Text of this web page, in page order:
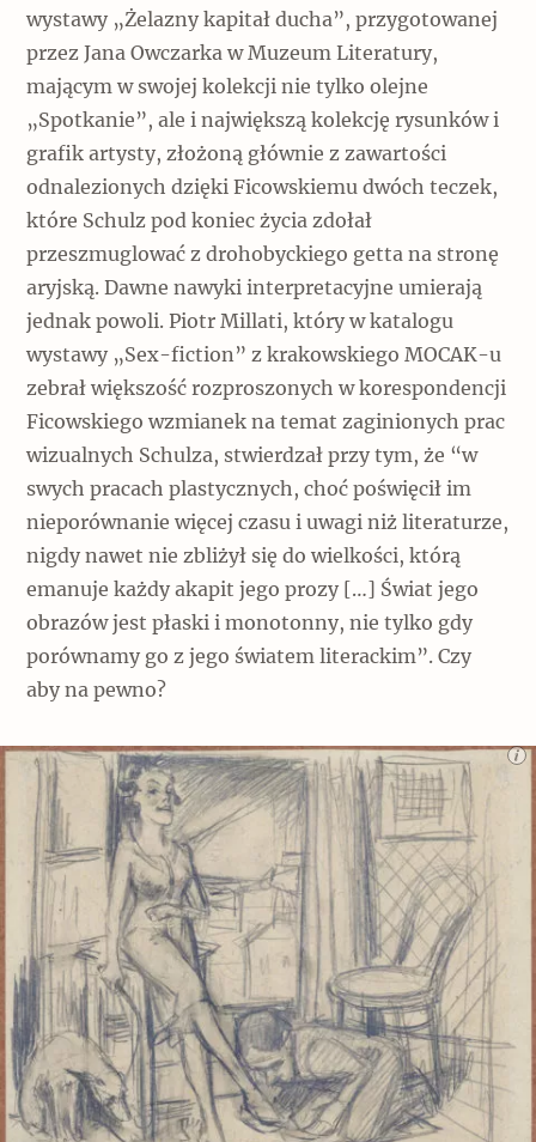
wystawy „Żelazny kapitał ducha”, przygotowanej
przez Jana Owczarka w Muzeum Literatury,
mającym w swojej kolekcji nie tylko olejne
„Spotkanie”, ale i największą kolekcję rysunków i
grafik artysty, złożoną głównie z zawartości
odnalezionych dzięki Ficowskiemu dwóch teczek,
które Schulz pod koniec życia zdołał
przeszmuglować z drohobyckiego getta na stronę
aryjską. Dawne nawyki interpretacyjne umierają
jednak powoli. Piotr Millati, który w katalogu
wystawy „Sex-fiction” z krakowskiego MOCAK-u
zebrał większość rozproszonych w korespondencji
Ficowskiego wzmianek na temat zaginionych prac
wizualnych Schulza, stwierdzał przy tym, że “w
swych pracach plastycznych, choć poświęcił im
nieporównanie więcej czasu i uwagi niż literaturze,
nigdy nawet nie zbliżył się do wielkości, którą
emanuje każdy akapit jego prozy […] Świat jego
obrazów jest płaski i monotonny, nie tylko gdy
porównamy go z jego światem literackim”. Czy
aby na pewno?